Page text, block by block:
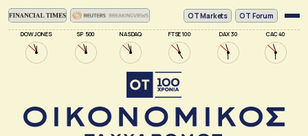
DOW JONES SP 500 NASDAQ FTSE 100 DAX 30 CAC 40
ΟΤ Markets OT Forum